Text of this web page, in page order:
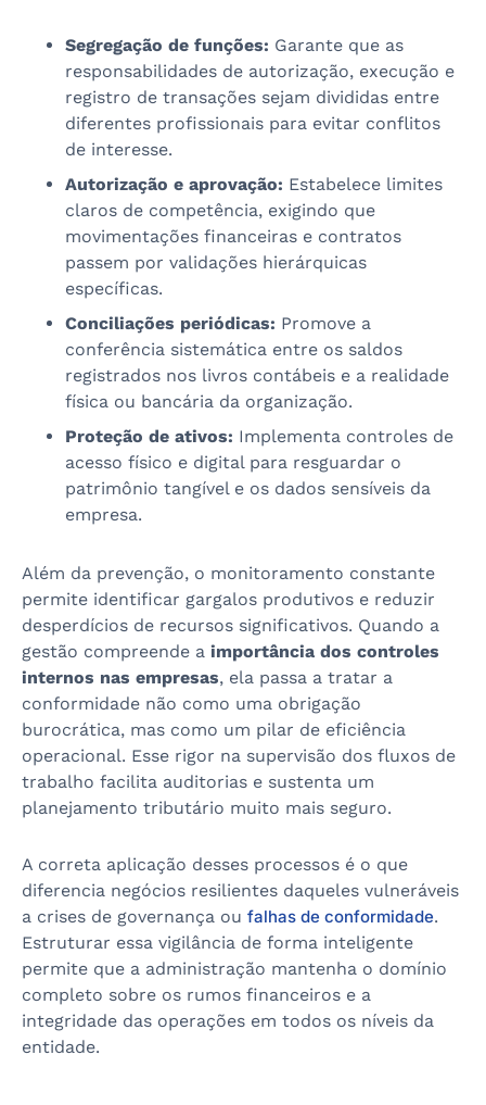
Segregação de funções: Garante que as
responsabilidades de autorização, execução e
registro de transações sejam divididas entre
diferentes profissionais para evitar conflitos
de interesse.
Autorização e aprovação: Estabelece limites
claros de competência, exigindo que
movimentações financeiras e contratos
passem por validações hierárquicas
específicas.
Conciliações periódicas: Promove a
conferência sistemática entre os saldos
registrados nos livros contábeis e a realidade
física ou bancária da organização.
Proteção de ativos: Implementa controles de
acesso físico e digital para resguardar o
patrimônio tangível e os dados sensíveis da
empresa.
Além da prevenção, o monitoramento constante
permite identificar gargalos produtivos e reduzir
desperdícios de recursos significativos. Quando a
gestão compreende a importância dos controles
internos nas empresas, ela passa a tratar a
conformidade não como uma obrigação
burocrática, mas como um pilar de eficiência
operacional. Esse rigor na supervisão dos fluxos de
trabalho facilita auditorias e sustenta um
planejamento tributário muito mais seguro.
A correta aplicação desses processos é o que
diferencia negócios resilientes daqueles vulneráveis
a crises de governança ou falhas de conformidade.
Estruturar essa vigilância de forma inteligente
permite que a administração mantenha o domínio
completo sobre os rumos financeiros e a
integridade das operações em todos os níveis da
entidade.